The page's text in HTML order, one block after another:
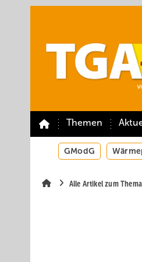
Themen
GModG
Alle Artikel zum